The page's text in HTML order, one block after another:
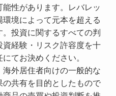
性があります。レバレッ
境によって元本を超える
投資に関するすべての判
経験・リスク許容度を十
てお決めください。
外居住者向けの一般的な
共有を目的としたもので